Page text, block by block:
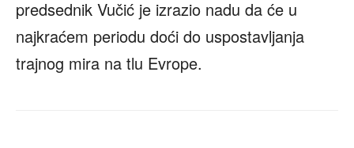
predsednik Vučić je izrazio nadu da će u
najkraćem periodu doći do uspostavljanja
trajnog mira na tlu Evrope.